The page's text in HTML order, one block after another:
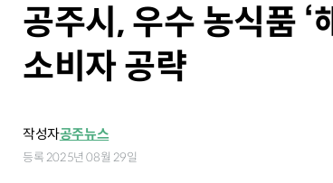
공주시, 우수 농식품 ‘
소비자 공략
작성자공주뉴스
등록 2025년 08월 29일